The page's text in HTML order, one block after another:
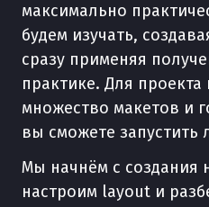
максимально
будем изучать,
сразу применяя
практике. Для проекта
множество макетов и
вы сможете запустить
Мы начнём с создания
настроим layout и